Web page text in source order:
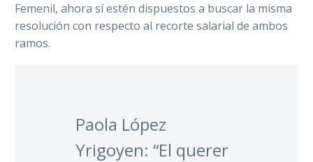
Femenil, ahora sí estén dispuestos a buscar la misma
resolución con respecto al recorte salarial de ambos
ramos.
Paola López
Yrigoyen: “El querer